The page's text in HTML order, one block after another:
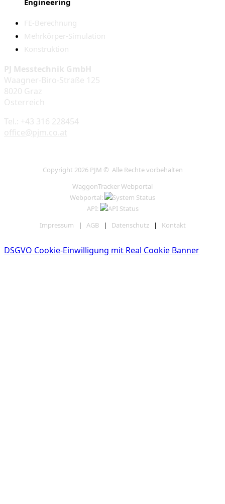
Engineering
FE-Berechnung
Mehrkörper-Simulation
Konstruktion
PJ Messtechnik GmbH
Waagner-Biro-Straße 125
8020 Graz
Österreich
Tel.: +43 316 228454
office@pjm.co.at
Copyright 2026 PJM © Alle Rechte vorbehalten
WaggonTracker Webportal
Webportal:
API:
Impressum | AGB| Datenschutz| Kontakt
DSGVO Cookie-Einwilligung mit Real Cookie Banner